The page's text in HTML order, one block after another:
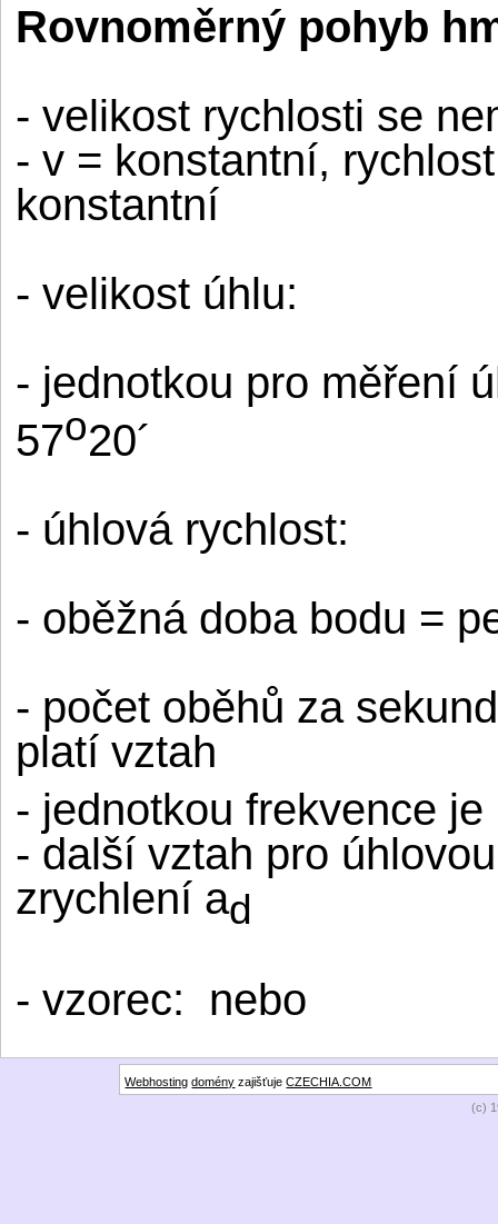
Rovnoměrný pohyb
- velikost rychlosti se
- v = konstantní,
konstantní
- velikost úhlu:
- jednotkou pro měření
57o20´
- úhlová rychlost:
- oběžná doba bodu =
- počet oběhů za
platí vztah
- jednotkou frekvence
- další vztah pro
zrychlení ad
- vzorec: nebo
Webhosting domény zajišťujeCZECHIA.COM
(c)